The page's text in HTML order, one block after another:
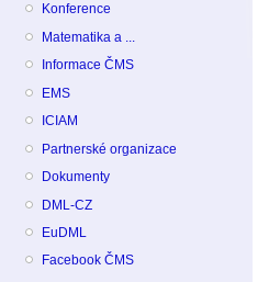
Konference
Matematika a ...
Informace ČMS
EMS
ICIAM
Partnerské organizace
Dokumenty
DML-CZ
EuDML
Facebook ČMS